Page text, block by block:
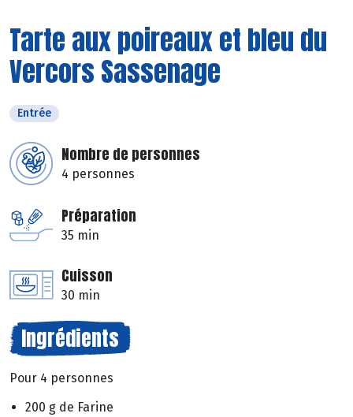
Tarte aux poireaux et bleu du
Vercors Sassenage
Entrée
Nombre de personnes
4 personnes
Préparation
35 min
Cuisson
30 min
Ingrédients
Pour 4 personnes
200 g de Farine